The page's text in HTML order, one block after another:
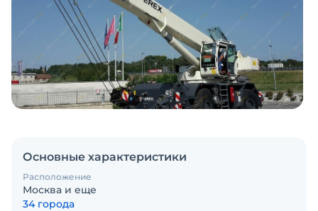
Основные характеристики
Расположение
Москва и еще
34 города